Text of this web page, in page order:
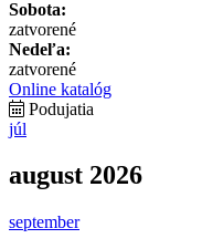
Sobota:
zatvorené
Nedeľa:
zatvorené
Online katalóg
Podujatia
júl
august 2026
september